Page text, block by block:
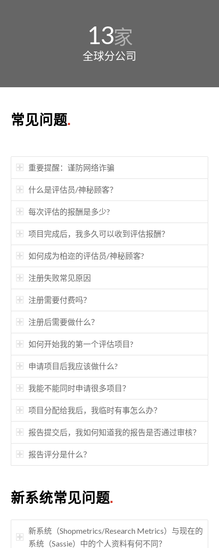
13家
全球分公司
常见问题.
重要提醒：谨防网络诈骗
什么是评估员/神秘顾客？
每次评估的报酬是多少?
项目完成后，我多久可以收到评估报酬？
如何成为柏迩的评估员/神秘顾客?
注册失败常见原因
注册需要付费吗？
注册后需要做什么？
如何开始我的第一个评估项目?
申请项目后我应该做什么?
我能不能同时申请很多项目？
项目分配给我后，我临时有事怎么办？
报告提交后，我如何知道我的报告是否通过审核？
报告评分是什么？
新系统常见问题.
新系统（Shopmetrics/Research Metrics）与现在的
系统（Sassie）中的个人资料有何不同？